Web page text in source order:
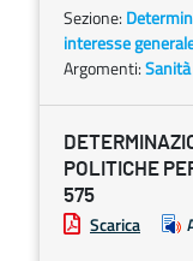
Sezione:
interesse
Argomenti:Sanità
POLITICHE
575
Scarica